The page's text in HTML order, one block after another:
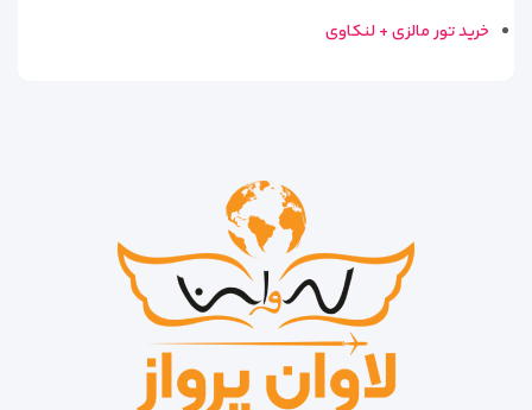
خریدتور مالزی + لنکاوی